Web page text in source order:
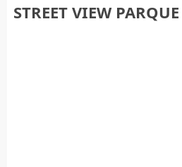
STREET VIEW